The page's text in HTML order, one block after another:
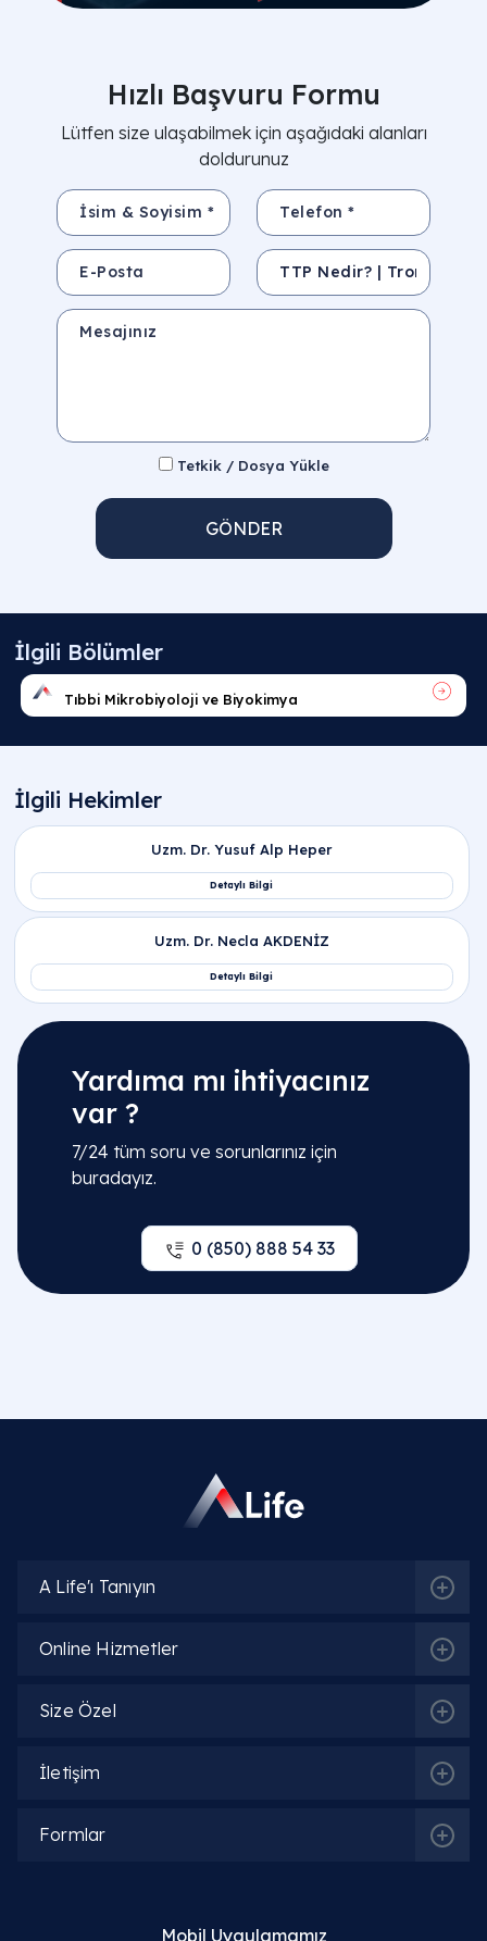
Hızlı Başvuru Formu
Lütfen size ulaşabilmek için aşağıdaki alanları
doldurunuz
İsim & Soyisim * Telefon *
E-Posta Konu
Mesajınız
Tetkik / Dosya Yükle
GÖNDER
Yardıma mı ihtiyacınız
var ?
7/24 tüm soru ve sorunlarınız için
buradayız.
0 (850) 888 54 33
A Life'ı Tanıyın
Online Hizmetler
Size Özel
İletişim
Formlar
Mobil Uygulamamız